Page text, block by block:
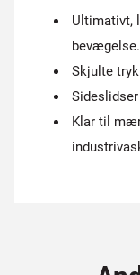
Ultimativt,
bevægelse.
Skjulte
Klar til